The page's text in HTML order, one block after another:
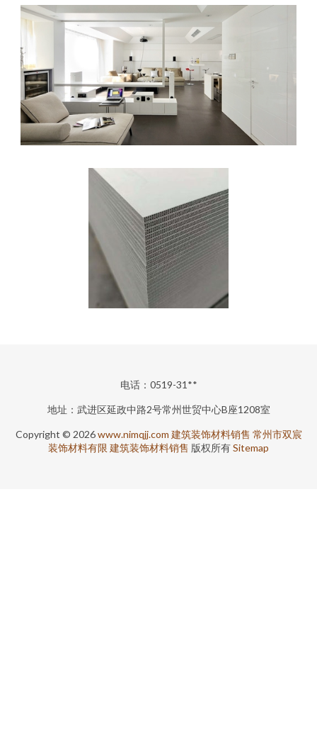
电话：0519-31**
地址：武进区延政中路2号常州世贸中心B座1208室
Copyright © 2026www.nimqjj.com 建筑装饰材料销售 常州市双宸
装饰材料有限 建筑装饰材料销售 版权所有Sitemap